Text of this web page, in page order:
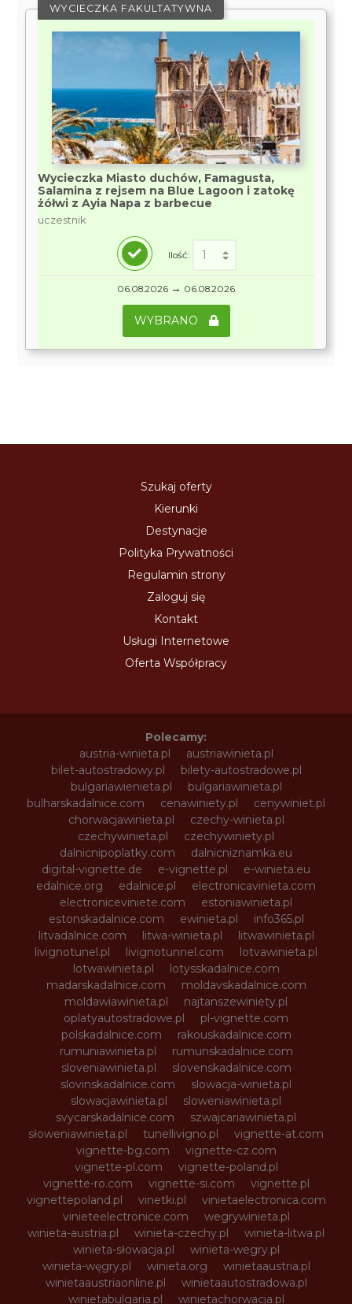
WYCIECZKA FAKULTATYWNA
Wycieczka Miasto duchów, Famagusta,
Salamina z rejsem na Blue Lagoon i zatokę
żółwi z Ayia Napa z barbecue
uczestnik
Ilość:
06.08.2026 → 06.08.2026
WYBRANO
Szukaj oferty
Kierunki
Destynacje
Polityka Prywatności
Regulamin strony
Zaloguj się
Kontakt
Usługi Internetowe
Oferta Współpracy
Polecamy:
austria-winieta.pl
austriawinieta.pl
bilet-autostradowy.pl
bilety-autostradowe.pl
bulgariawienieta.pl
bulgariawinieta.pl
bulharskadalnice.com
cenawiniety.pl
cenywiniet.pl
chorwacjawinieta.pl
czechy-winieta.pl
czechywinieta.pl
czechywiniety.pl
dalnicnipoplatky.com
dalnicniznamka.eu
digital-vignette.de
e-vignette.pl
e-winieta.eu
edalnice.org
edalnice.pl
electronicavinieta.com
electroniceviniete.com
estoniawinieta.pl
estonskadalnice.com
ewinieta.pl
info365.pl
litvadalnice.com
litwa-winieta.pl
litwawinieta.pl
livignotunel.pl
livignotunnel.com
lotvawinieta.pl
lotwawinieta.pl
lotysskadalnice.com
madarskadalnice.com
moldavskadalnice.com
moldawiawinieta.pl
najtanszewiniety.pl
oplatyautostradowe.pl
pl-vignette.com
polskadalnice.com
rakouskadalnice.com
rumuniawinieta.pl
rumunskadalnice.com
sloveniawinieta.pl
slovenskadalnice.com
slovinskadalnice.com
slowacja-winieta.pl
slowacjawinieta.pl
sloweniawinieta.pl
svycarskadalnice.com
szwajcariawinieta.pl
słoweniawinieta.pl
tunellivigno.pl
vignette-at.com
vignette-bg.com
vignette-cz.com
vignette-pl.com
vignette-poland.pl
vignette-ro.com
vignette-si.com
vignette.pl
vignettepoland.pl
vinetki.pl
vinietaelectronica.com
vinieteelectronice.com
wegrywinieta.pl
winieta-austria.pl
winieta-czechy.pl
winieta-litwa.pl
winieta-słowacja.pl
winieta-wegry.pl
winieta-węgry.pl
winieta.org
winietaaustria.pl
winietaaustriaonline.pl
winietaautostradowa.pl
winietabulgaria.pl
winietachorwacja.pl